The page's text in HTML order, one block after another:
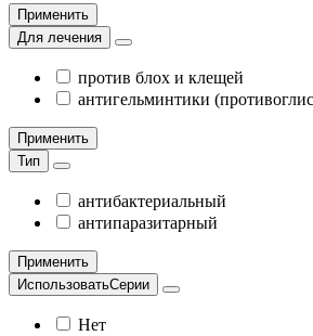
Применить
Для лечения
против блох и клещей
антигельминтики
Применить
Тип
антибактериальный
антипаразитарный
Применить
ИспользоватьСерии
Нет